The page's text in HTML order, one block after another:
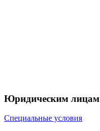
Юридическим лицам
Специальные условия